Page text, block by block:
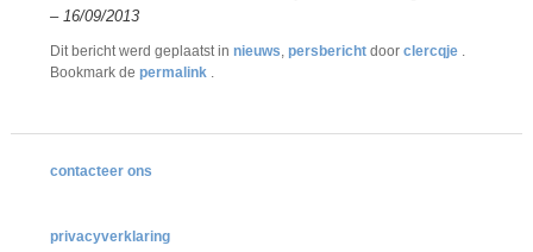
– 16/09/2013
Dit bericht werd geplaatst in nieuws, persberichtdoor clercqje .
Bookmark de permalink .
contacteer ons
privacyverklaring